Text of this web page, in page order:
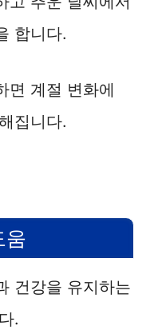
합니다.
면 계절 변화에
집니다.
움
건강을 유지하는
.